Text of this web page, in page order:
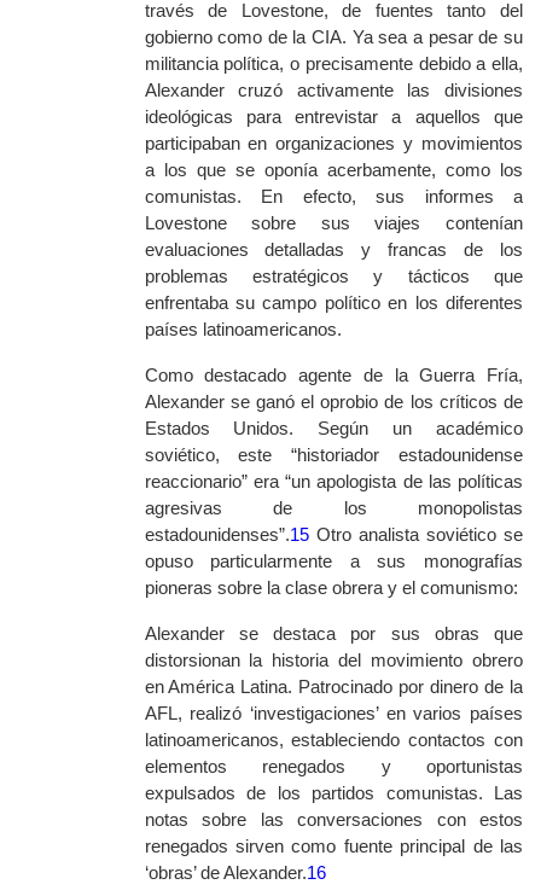
través de Lovestone, de fuentes tanto del
gobierno como de la CIA. Ya sea a pesar de su
militancia política, o precisamente debido a ella,
Alexander cruzó activamente las divisiones
ideológicas para entrevistar a aquellos que
participaban en organizaciones y movimientos
a los que se oponía acerbamente, como los
comunistas. En efecto, sus informes a
Lovestone sobre sus viajes contenían
evaluaciones detalladas y francas de los
problemas estratégicos y tácticos que
enfrentaba su campo político en los diferentes
países latinoamericanos.
Como destacado agente de la Guerra Fría,
Alexander se ganó el oprobio de los críticos de
Estados Unidos. Según un académico
soviético, este “historiador estadounidense
reaccionario” era “un apologista de las políticas
agresivas de los monopolistas
estadounidenses”.15Otro analista soviético se
opuso particularmente a sus monografías
pioneras sobre la clase obrera y el comunismo:
Alexander se destaca por sus obras que
distorsionan la historia del movimiento obrero
en América Latina. Patrocinado por dinero de la
AFL, realizó ‘investigaciones’ en varios países
latinoamericanos, estableciendo contactos con
elementos renegados y oportunistas
expulsados de los partidos comunistas. Las
notas sobre las conversaciones con estos
renegados sirven como fuente principal de las
‘obras’ de Alexander.16